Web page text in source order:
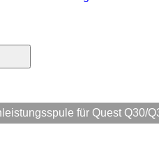
für Quest Q30/